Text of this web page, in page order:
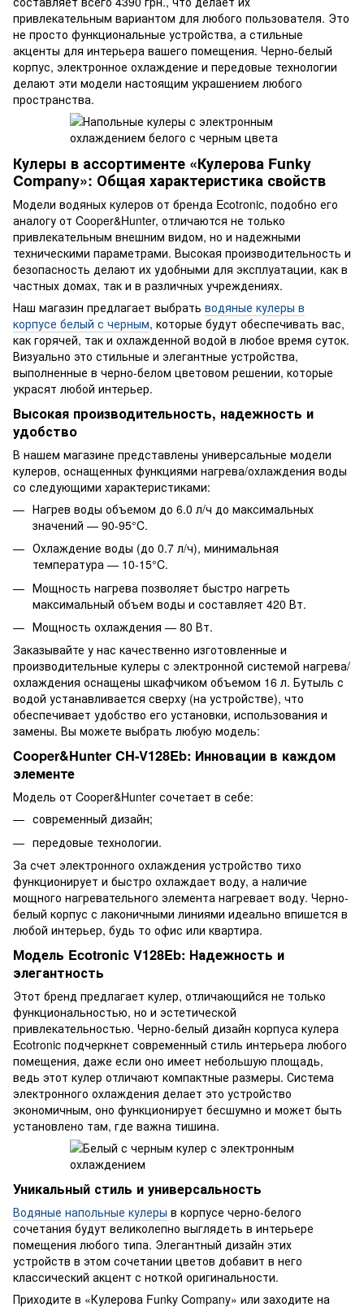
привлекательным вариантом для любого пользователя. Это
не просто функциональные устройства, а стильные
акценты для интерьера вашего помещения. Черно-белый
корпус, электронное охлаждение и передовые технологии
делают эти модели настоящим украшением любого
пространства.
Кулеры в ассортименте «Кулерова Funky
Company»: Общая характеристика свойств
Модели водяных кулеров от бренда Ecotronic, подобно его
аналогу от Cooper&Hunter, отличаются не только
привлекательным внешним видом, но и надежными
техническими параметрами. Высокая производительность и
безопасность делают их удобными для эксплуатации, как в
частных домах, так и в различных учреждениях.
Наш магазин предлагает выбрать водяные кулеры в
корпусе белый с черным, которые будут обеспечивать вас,
как горячей, так и охлажденной водой в любое время суток.
Визуально это стильные и элегантные устройства,
выполненные в черно-белом цветовом решении, которые
украсят любой интерьер.
Высокая производительность, надежность и
удобство
В нашем магазине представлены универсальные модели
кулеров, оснащенных функциями нагрева/охлаждения воды
со следующими характеристиками:
Нагрев воды объемом до 6.0 л/ч до максимальных
значений — 90-95°C.
Охлаждение воды (до 0.7 л/ч), минимальная
температура — 10-15°C.
Мощность нагрева позволяет быстро нагреть
максимальный объем воды и составляет 420 Вт.
Мощность охлаждения — 80 Вт.
Заказывайте у нас качественно изготовленные и
производительные кулеры с электронной системой нагрева/
охлаждения оснащены шкафчиком объемом 16 л. Бутыль с
водой устанавливается сверху (на устройстве), что
обеспечивает удобство его установки, использования и
замены. Вы можете выбрать любую модель:
Cooper&Hunter CH-V128Eb: Инновации в каждом
элементе
Модель от Cooper&Hunter сочетает в себе:
современный дизайн;
передовые технологии.
За счет электронного охлаждения устройство тихо
функционирует и быстро охлаждает воду, а наличие
мощного нагревательного элемента нагревает воду. Черно-
белый корпус с лаконичными линиями идеально впишется в
любой интерьер, будь то офис или квартира.
Модель Ecotronic V128Eb: Надежность и
элегантность
Этот бренд предлагает кулер, отличающийся не только
функциональностью, но и эстетической
привлекательностью. Черно-белый дизайн корпуса кулера
Ecotronic подчеркнет современный стиль интерьера любого
помещения, даже если оно имеет небольшую площадь,
ведь этот кулер отличают компактные размеры. Система
электронного охлаждения делает это устройство
экономичным, оно функционирует бесшумно и может быть
установлено там, где важна тишина.
Уникальный стиль и универсальность
Водяные напольные кулеры в корпусе черно-белого
сочетания будут великолепно выглядеть в интерьере
помещения любого типа. Элегантный дизайн этих
устройств в этом сочетании цветов добавит в него
классический акцент с ноткой оригинальности.
Приходите в «Кулерова Funky Company» или заходите на